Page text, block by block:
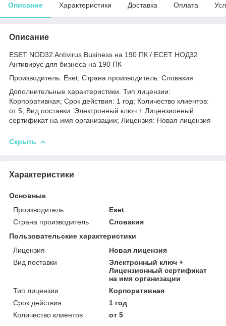
Описание Характеристики Доставка Оплата
Описание
ESET NOD32 Antivirus Business на 190 ПК / ЕСЕТ НОД32
Антивирус для бизнеса на 190 ПК
Производитель: Eset; Страна производитель: Словакия
Дополнительные характеристики. Тип лицензии:
Корпоративная; Срок действия: 1 год; Количество клиентов:
от 5; Вид поставки: Электронный ключ + Лицензионный
сертификат на имя организации; Лицензия: Новая лицензия
Скрыть
Характеристики
Основные
Производитель
Eset
Страна производитель
Словакия
Пользовательские характеристики
Лицензия
Новая лицензия
Вид поставки
Электронный ключ +
Лицензионный сертификат
на имя организации
Тип лицензии
Корпоративная
Срок действия
1 год
Количество клиентов
от 5